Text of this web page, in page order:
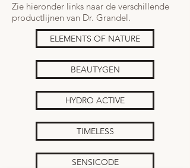
Zie hieronder links naar de verschillende
productlijnen van Dr. Grandel.
ELEMENTS OF NATURE
BEAUTYGEN
HYDRO ACTIVE
TIMELESS
SENSICODE